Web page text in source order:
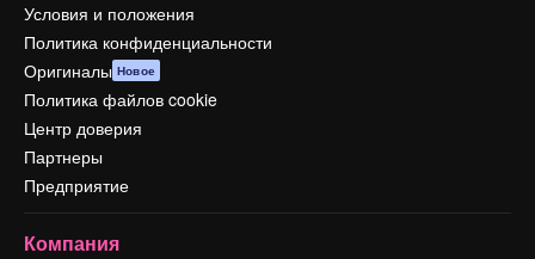
Условия и положения
Политика конфиденциальности
Оригиналы Новое
Политика файлов cookie
Центр доверия
Партнеры
Предприятие
Компания